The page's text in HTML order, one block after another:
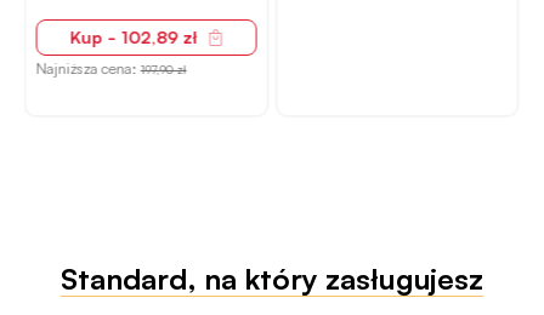
Kup - 102,89 zł
Najniższa cena:197,90 zł
Standard, na który zasługujesz